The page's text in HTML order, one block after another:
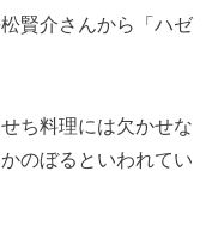
賢介さんから「ハゼ
ち料理には欠かせな
のぼるといわれてい